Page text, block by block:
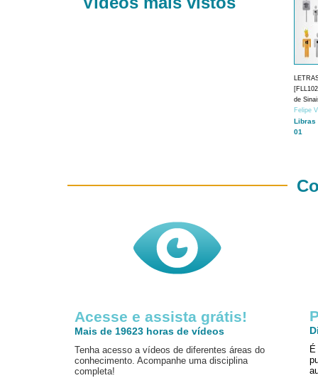
de
Felipe
Libras
01
Acesse e assista grátis!
Mais de 19623 horas de vídeos
Tenha acesso a vídeos de diferentes áreas do
conhecimento. Acompanhe uma disciplina
completa!